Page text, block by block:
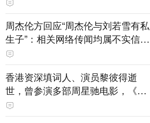
元，也向其病友之家捐赠99999元
周杰伦方回应“周杰伦与刘若雪有私
生子”：相关网络传闻均属不实信
息，已委托律师对相关不实信息的
发布者及传播者进行证据保全
香港资深填词人、演员黎彼得逝
世，曾参演多部周星驰电影，《财
神到》由他填词